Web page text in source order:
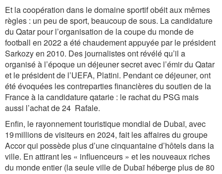
Et la coopération dans le domaine sportif obéit aux mêmes
règles : un peu de sport, beaucoup de sous. La candidature
du Qatar pour l’organisation de la coupe du monde de
football en 2022 a été chaudement appuyée par le président
Sarkozy en 2010. Des journalistes ont révélé qu’il a
organisé à l’époque un déjeuner secret avec l’émir du Qatar
et le président de l’UEFA, Platini. Pendant ce déjeuner, ont
été évoquées les contreparties financières du soutien de la
France à la candidature qatarie : le rachat du PSG mais
aussi l’achat de 24 Rafale.
Enfin, le rayonnement touristique mondial de Dubaï, avec
19 millions de visiteurs en 2024, fait les affaires du groupe
Accor qui possède plus d’une cinquantaine d’hôtels dans la
ville. En attirant les « influenceurs » et les nouveaux riches
du monde entier (la seule ville de Dubaï héberge plus de 80